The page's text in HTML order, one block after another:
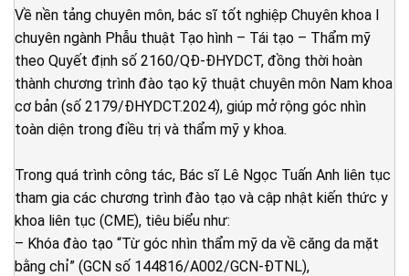
Về nền tảng chuyên môn, bác sĩ tốt nghiệp Chuyên khoa I
chuyên ngành Phẫu thuật Tạo hình – Tái tạo – Thẩm mỹ
theo Quyết định số 2160/QĐ-ĐHYDCT, đồng thời hoàn
thành chương trình đào tạo kỹ thuật chuyên môn Nam khoa
cơ bản (số 2179/ĐHYDCT.2024), giúp mở rộng góc nhìn
toàn diện trong điều trị và thẩm mỹ y khoa.
Trong quá trình công tác, Bác sĩ Lê Ngọc Tuấn Anh liên tục
tham gia các chương trình đào tạo và cập nhật kiến thức y
khoa liên tục (CME), tiêu biểu như:
– Khóa đào tạo “Từ góc nhìn thẩm mỹ da về căng da mặt
bằng chỉ” (GCN số 144816/A002/GCN-ĐTNL),